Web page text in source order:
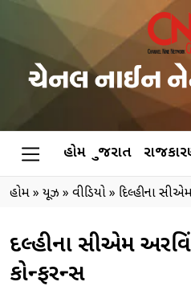
હોમ ગુજરાત
હોમ» ન્યૂઝ » વીડિયો» દિલ્હીના
દિલ્હીના સીએમ
કોન્ફરન્સ